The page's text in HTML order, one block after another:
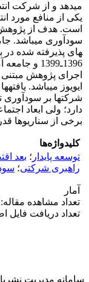
می­دهد و از شرکت
یکی از منافع مورد
است. هدف از پژوهش
های پذیرفته شده در
اجرای پژوهش مبتنی
ایویوز می­باشد.
شرکت­ها بر سودآوری
دارد؛ ولی ابعاد
برخی از سناریوها
کلیدواژه‌ها
توسعه پایدار ؛ بعد
راهبری شرکتی؛
آمار
تعداد مشاهده مقاله: 407
تعداد دریافت فایل
سامانه مدیریت